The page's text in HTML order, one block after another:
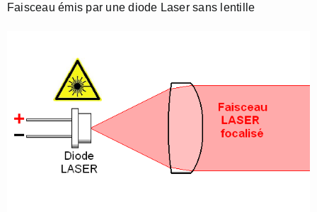
Faisceau émis par une diode Laser sans lentille